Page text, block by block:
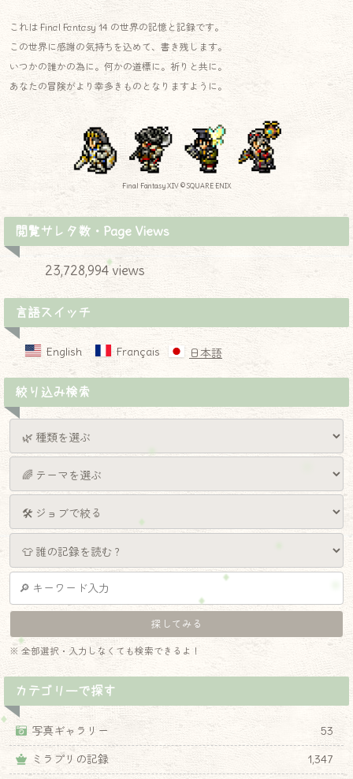
これは Final Fantasy 14 の世界の記憶と記録です。
この世界に感謝の気持ちを込めて、書き残します。
いつかの誰かの為に。何かの道標に。祈りと共に。
あなたの冒険がより幸多きものとなりますように。
Final Fantasy XIV © SQUARE ENIX
閲覧サレタ数・Page Views
23,728,994 views
言語スイッチ
English Français 日本語
絞り込み検索
※ 全部選択・入力しなくても検索できるよ！
カテゴリーで探す
写真ギャラリー
53
ミラプリの記録
1,347